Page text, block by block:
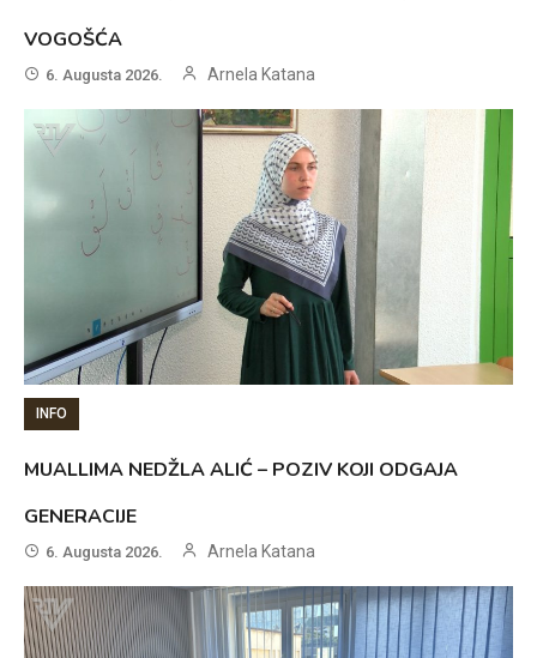
VOGOŠĆA
6. Augusta 2026. Arnela Katana
INFO
MUALLIMA NEDŽLA ALIĆ – POZIV KOJI ODGAJA
GENERACIJE
6. Augusta 2026. Arnela Katana